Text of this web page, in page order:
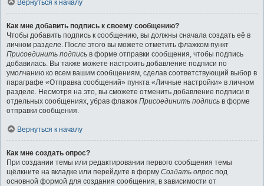
Вернуться к началу
Как мне добавить подпись к своему сообщению?
Чтобы добавить подпись к сообщению, вы должны сначала создать её в
личном разделе. После этого вы можете отметить флажком пункт
Присоединить подпись в форме отправки сообщения, чтобы подпись
добавилась. Вы также можете настроить добавление подписи по
умолчанию ко всем вашим сообщениям, сделав соответствующий выбор в
параграфе «Отправка сообщений» пункта «Личные настройки» в личном
разделе. Несмотря на это, вы сможете отменить добавление подписи в
отдельных сообщениях, убрав флажок Присоединить подпись в форме
отправки сообщения.
Вернуться к началу
Как мне создать опрос?
При создании темы или редактировании первого сообщения темы
щёлкните на вкладке или перейдите в форму Создать опрос под
основной формой для создания сообщения, в зависимости от